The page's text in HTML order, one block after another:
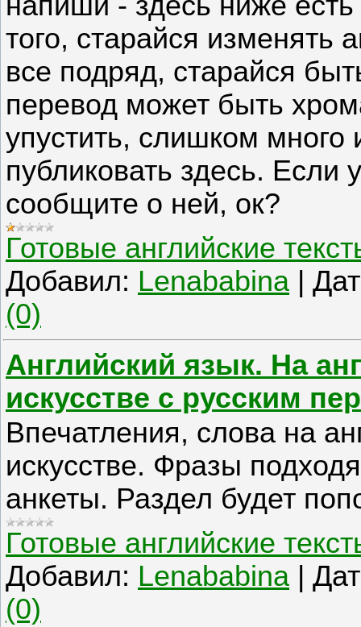
того, старайся изменять
все подряд, старайся
перевод может быть
упустить, слишком
публиковать здесь. Если
сообщите о ней, ок?
Готовые английские
Добавил: Lenababina |
(0)
Английский язык. На
искусстве с русским
Впечатления, слова на
искусстве. Фразы
анкеты. Раздел будет
Готовые английские
Добавил: Lenababina
(0)